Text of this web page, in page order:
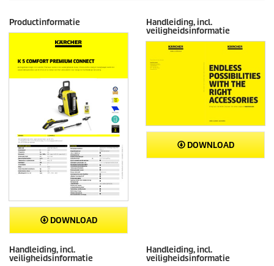
Productinformatie
DOWNLOAD
Handleiding, incl.
veiligheidsinformatie
DOWNLOAD
Handleiding, incl.
veiligheidsinformatie
Handleiding, incl.
veiligheidsinformatie